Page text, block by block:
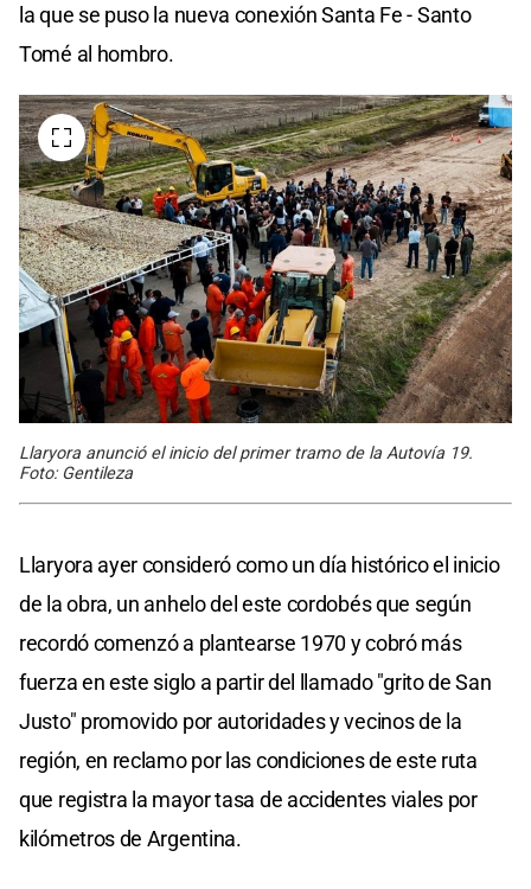
la que se puso la nueva conexión Santa Fe - Santo
Tomé al hombro.
Llaryora anunció el inicio del primer tramo de la Autovía 19.
Foto: Gentileza
Llaryora ayer consideró como un día histórico el inicio
de la obra, un anhelo del este cordobés que según
recordó comenzó a plantearse 1970 y cobró más
fuerza en este siglo a partir del llamado "grito de San
Justo" promovido por autoridades y vecinos de la
región, en reclamo por las condiciones de este ruta
que registra la mayor tasa de accidentes viales por
kilómetros de Argentina.